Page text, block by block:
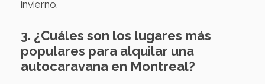
invierno.
3. ¿Cuáles son los lugares más
populares para alquilar una
autocaravana en Montreal?